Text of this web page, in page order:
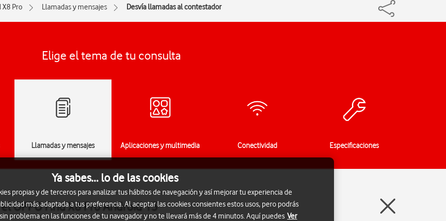
X8 Pro Llamadas y mensajes Desvía llamadas al contestador
Elige el tema de tu consulta
Llamadas y mensajes Aplicaciones y multimedia Conectividad Especificaciones
OPPO Find X8 Pro Android 15
Ya sabes... lo de las cookies
propias y de terceros para analizar tus hábitos de navegación y así mejorar tu experiencia de
más adaptada a tus preferencia. Al aceptar las cookies consientes estos usos, pero podrás
problema en las funciones de tu navegador y no te llevará más de 4 minutos. Aquí puedes Ver